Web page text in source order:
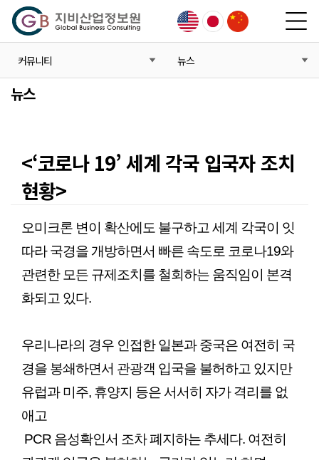
커뮤니티 뉴스
뉴스
<‘코로나 19’ 세계 각국 입국자 조치
현황>
본문
오미크론 변이 확산에도 불구하고 세계 각국이 잇
따라 국경을 개방하면서 빠른 속도로 코로나19와
관련한 모든 규제조치를 철회하는 움직임이 본격
화되고 있다.
우리나라의 경우 인접한 일본과 중국은 여전히 국
경을 봉쇄하면서 관광객 입국을 불허하고 있지만
유럽과 미주, 휴양지 등은 서서히 자가 격리를 없
애고
PCR 음성확인서 조차 폐지하는 추세다. 여전히